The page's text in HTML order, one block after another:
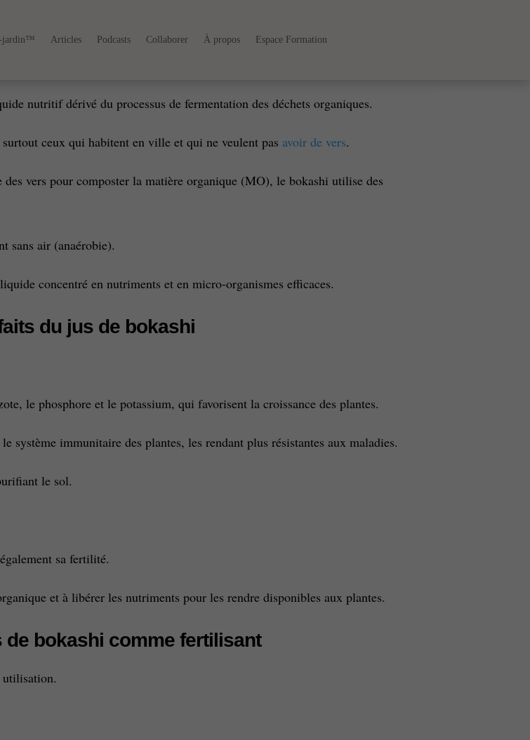
jardin™ Articles Podcasts Collaborer À propos Espace Formation
nutritif dérivé du processus de fermentation des déchets organiques.
ceux qui habitent en ville et qui ne veulent pas avoir de vers.
vers pour composter la matière organique (MO), le bokashi utilise des
sans air (anaérobie).
concentré en nutriments et en micro-organismes efficaces.
du jus de bokashi
le phosphore et le potassium, qui favorisent la croissance des plantes.
système immunitaire des plantes, les rendant plus résistantes aux maladies.
le sol.
sa fertilité.
et à libérer les nutriments pour les rendre disponibles aux plantes.
bokashi comme fertilisant
utilisation.